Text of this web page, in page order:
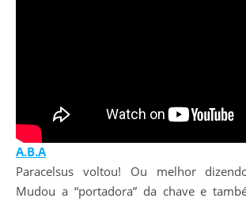
A.B.A
Paracelsus voltou! Ou melhor
Mudou a “portadora” da chave e